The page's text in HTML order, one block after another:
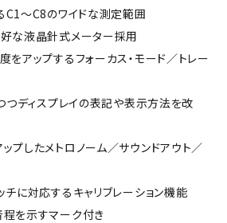
C1～C8のワイドな測定範囲
好な液晶針式メーター採用
をアップするフォーカス・モード／トレー
つディスプレイの表記や表示方法を改
プしたメトロノーム／サウンドアウト／
チに対応するキャリブレーション機能
を示すマーク付き